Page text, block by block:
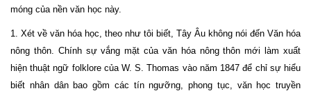
móng của nền văn học này.
1. Xét về văn hóa học, theo như tôi biết, Tây Âu không nói đến Văn hóa
nông thôn. Chính sự vắng mặt của văn hóa nông thôn mới làm xuất
hiện thuật ngữ folklore của W. S. Thomas vào năm 1847 để chỉ sự hiểu
biết nhân dân bao gồm các tín ngưỡng, phong tục, văn học truyền